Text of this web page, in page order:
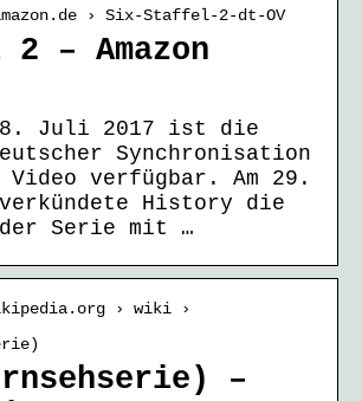
› Six-Staffel-2-dt-OV
– Amazon
Juli 2017 ist die
Synchronisation
Video verfügbar. Am 29.
History die
der Serie mit …
› wiki ›
–